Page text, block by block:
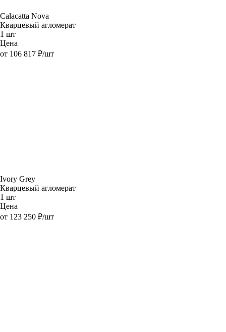
Calacatta Nova
Кварцевый агломерат
1 шт
Цена
от 106 817 ₽/шт
Ivory Grey
Кварцевый агломерат
1 шт
Цена
от 123 250 ₽/шт